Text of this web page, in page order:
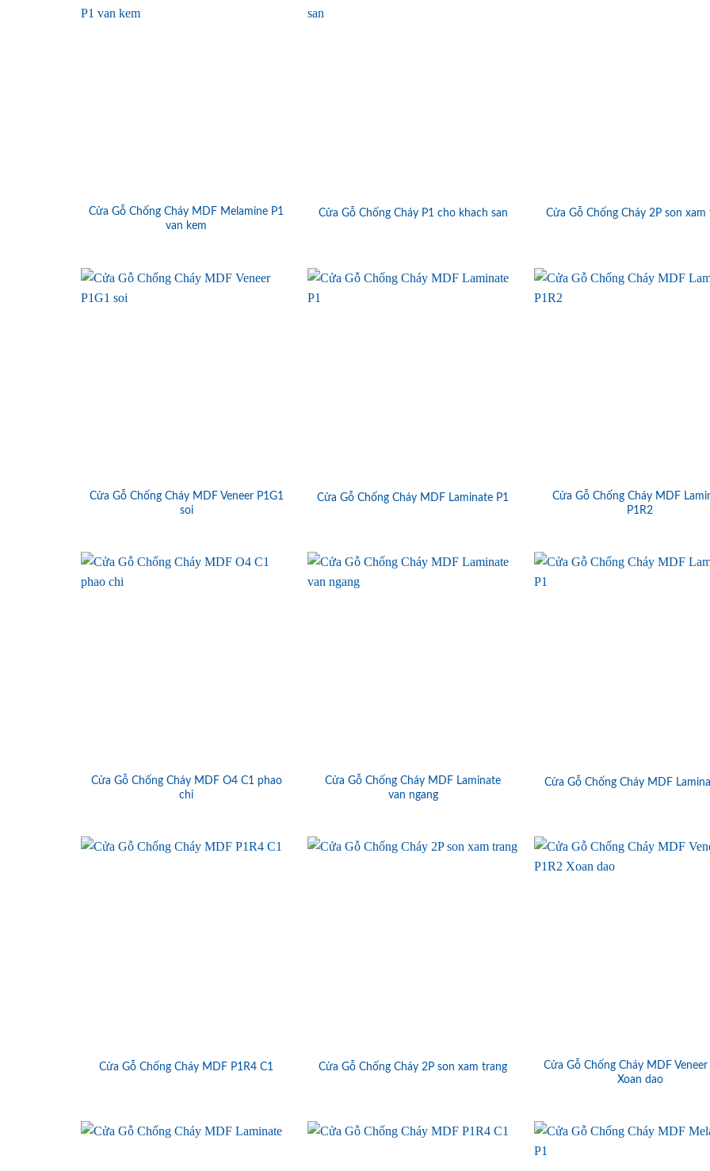
Cửa Gỗ Chống Cháy MDF Melamine P1
van kem
Cửa Gỗ Chống Cháy P1 cho khach san Cửa Gỗ Chống Cháy 2P son xam
Cửa Gỗ Chống Cháy MDF Veneer P1G1
soi
Cửa Gỗ Chống Cháy MDF Laminate P1
Cửa Gỗ Chống Cháy MDF
P1R2
Cửa Gỗ Chống Cháy MDF O4 C1 phao
chi
Cửa Gỗ Chống Cháy MDF Laminate
van ngang
Cửa Gỗ Chống Cháy MDF
Cửa Gỗ Chống Cháy MDF P1R4 C1 Cửa Gỗ Chống Cháy 2P son xam trang
Cửa Gỗ Chống Cháy MDF Veneer
Xoan dao